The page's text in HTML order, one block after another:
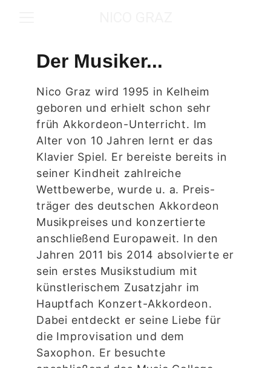
Nico Graz wird 1995 in Kelheim
geboren und erhielt schon sehr
früh Akkordeon-Unterricht. Im
Alter von 10 Jahren lernt er das
Klavier Spiel. Er bereiste bereits in
seiner Kindheit zahlreiche
Wettbewerbe, wurde u. a. Preis-
träger des deutschen Akkordeon
Musikpreises und konzertierte
anschließend Europaweit. In den
Jahren 2011 bis 2014 absolvierte er
sein erstes Musikstudium mit
künstlerischem Zusatzjahr im
Hauptfach Konzert-Akkordeon.
Dabei entdeckt er seine Liebe für
die Improvisation und dem
Saxophon. Er besuchte
Der Musiker...